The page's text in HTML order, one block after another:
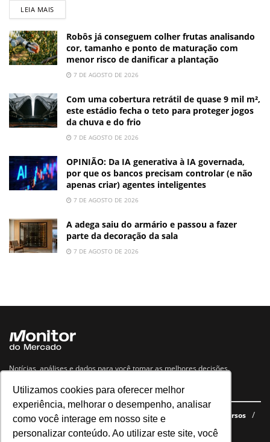
Utilizamos cookies para oferecer melhor
experiência, melhorar o desempenho, analisar
como você interage em nosso site e
personalizar conteúdo. Ao utilizar este site, você
LEIA MAIS
Robôs já conseguem colher frutas analisando
cor, tamanho e ponto de maturação com
menor risco de danificar a plantação
7 DE AGOSTO DE 2026
Com uma cobertura retrátil de quase 9 mil m²,
este estádio fecha o teto para proteger jogos
da chuva e do frio
7 DE AGOSTO DE 2026
OPINIÃO: Da IA generativa à IA governada,
por que os bancos precisam controlar (e não
apenas criar) agentes inteligentes
7 DE AGOSTO DE 2026
A adega saiu do armário e passou a fazer
parte da decoração da sala
7 DE AGOSTO DE 2026
Notícias, análises e dados para você tomar as melhores decisões.
Navegue no site
Últimas notícias Quem somos E-books gratuitos
Cursos
Política de privacidade